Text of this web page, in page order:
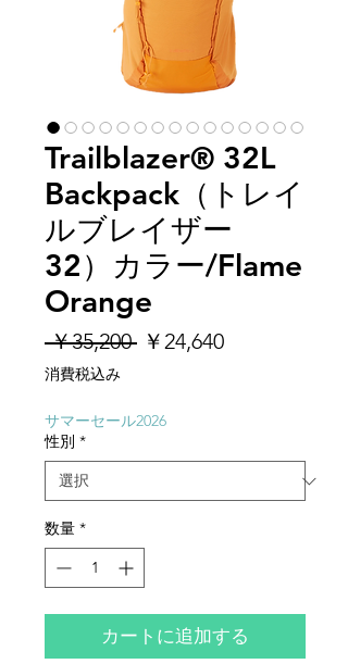
Trailblazer® 32L
Backpack（トレイ
ルブレイザー
32）カラー/Flame
Orange
￥35,200 通
格
￥24,640セ
消費税込み
サマーセール2026
性別 *
数量 *
カートに追加する